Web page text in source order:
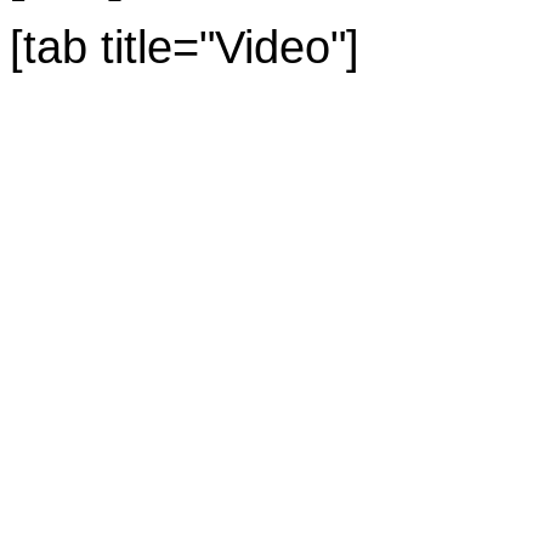
[tab title="Video"]